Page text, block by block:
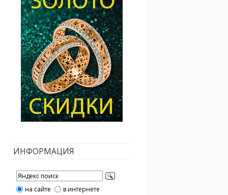
ИНФОРМАЦИЯ
на сайте в интернете